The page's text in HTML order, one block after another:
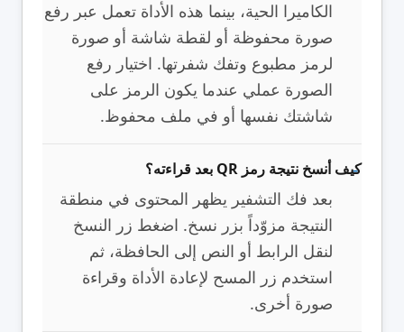
الكاميرا الحية، بينما هذه الأداة تعمل عبر رفع
صورة محفوظة أو لقطة شاشة أو صورة
لرمز مطبوع وتفك شفرتها. اختيار رفع
الصورة عملي عندما يكون الرمز على
شاشتك نفسها أو في ملف محفوظ.
كيف أنسخ نتيجة رمز QR بعد قراءته؟
بعد فك التشفير يظهر المحتوى في منطقة
النتيجة مزوّداً بزر نسخ. اضغط زر النسخ
لنقل الرابط أو النص إلى الحافظة، ثم
استخدم زر المسح لإعادة الأداة وقراءة
صورة أخرى.